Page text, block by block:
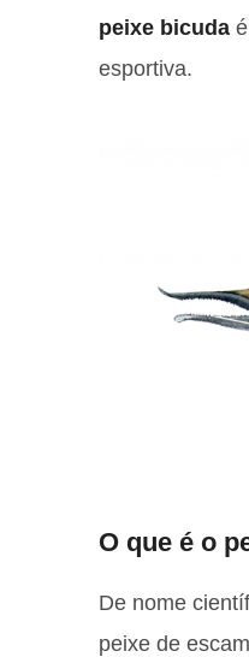
peixe bicuda
esportiva.
O que é o
De nome
peixe de